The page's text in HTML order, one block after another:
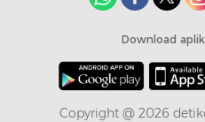
Download
Copyright @ 2026